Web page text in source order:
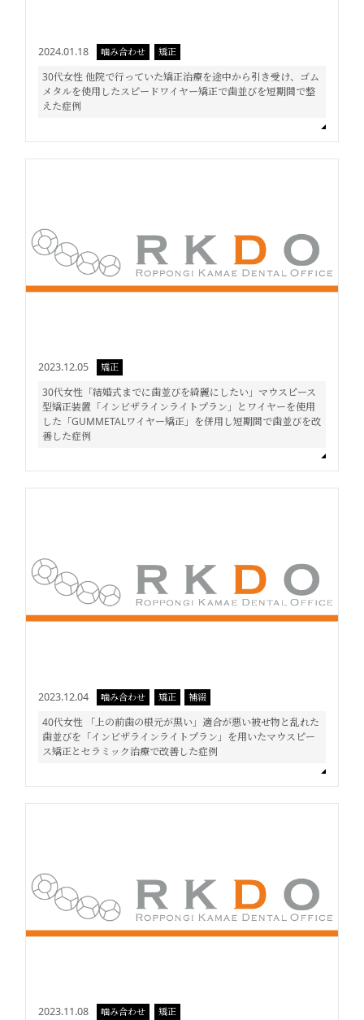
2024.01.18 噛み合わせ 矯正
30代女性 他院で行っていた矯正治療を途中から引き受け、ゴム
メタルを使用したスピードワイヤー矯正で歯並びを短期間で整
えた症例
2023.12.05 矯正
30代女性「結婚式までに歯並びを綺麗にしたい」マウスピース
型矯正装置「インビザラインライトプラン」とワイヤーを使用
した「GUMMETALワイヤー矯正」を併用し短期間で歯並びを改
善した症例
2023.12.04 噛み合わせ 矯正 補綴
40代女性 「上の前歯の根元が黒い」適合が悪い被せ物と乱れた
歯並びを「インビザラインライトプラン」を用いたマウスピー
ス矯正とセラミック治療で改善した症例
2023.11.08 噛み合わせ 矯正